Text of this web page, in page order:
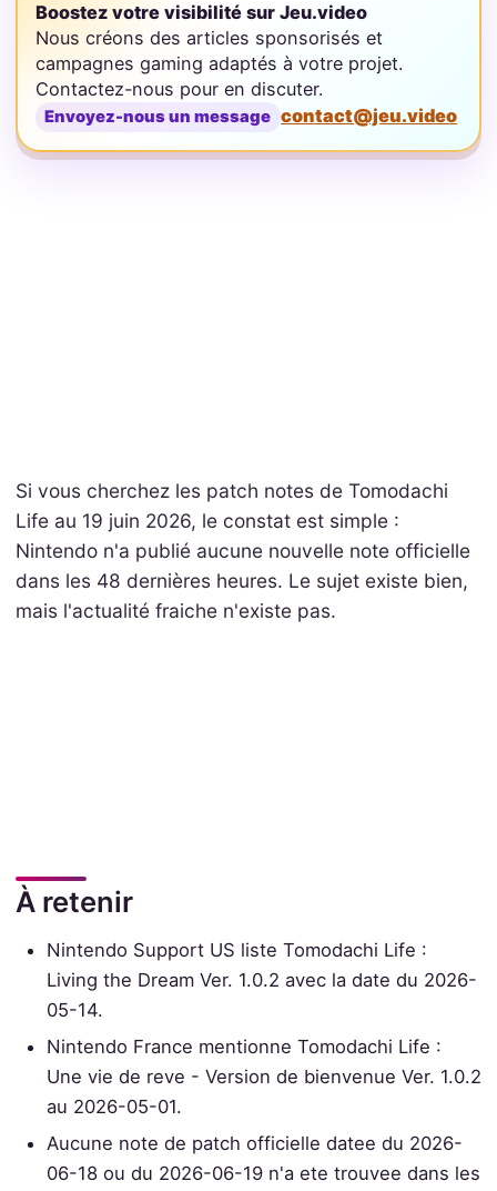
Boostez votre visibilité sur Jeu.video
Nous créons des articles sponsorisés et
campagnes gaming adaptés à votre projet.
Contactez-nous pour en discuter.
Envoyez-nous un message contact@jeu.video
Si vous cherchez les patch notes de Tomodachi
Life au 19 juin 2026, le constat est simple :
Nintendo n'a publié aucune nouvelle note officielle
dans les 48 dernières heures. Le sujet existe bien,
mais l'actualité fraiche n'existe pas.
À retenir
Nintendo Support US liste Tomodachi Life :
Living the Dream Ver. 1.0.2 avec la date du 2026-
05-14.
Nintendo France mentionne Tomodachi Life :
Une vie de reve - Version de bienvenue Ver. 1.0.2
au 2026-05-01.
Aucune note de patch officielle datee du 2026-
06-18 ou du 2026-06-19 n'a ete trouvee dans les